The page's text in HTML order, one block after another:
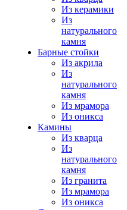
Из керамики
Из
натурального
камня
Барные стойки
Из акрила
Из
натурального
камня
Из мрамора
Из оникса
Камины
Из кварца
Из
натурального
камня
Из гранита
Из мрамора
Из оникса